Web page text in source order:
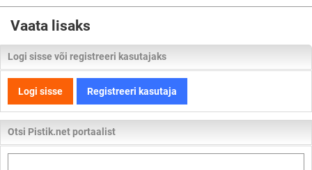
Vaata lisaks
Logi sisse või registreeri kasutajaks
Logi sisse Registreeri kasutaja
Otsi Pistik.net portaalist